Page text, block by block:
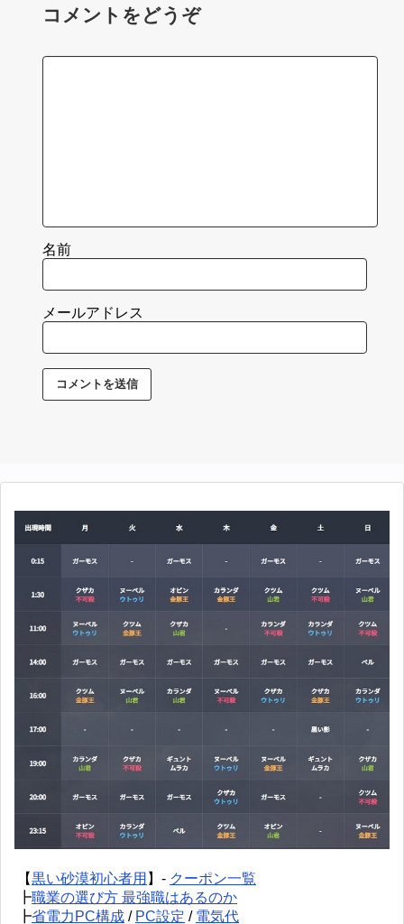
コメントをどうぞ
名前
メールアドレス
【黒い砂漠初心者用 】- クーポン一覧
┣職業の選び方 最強職はあるのか
┣省電力PC構成 / PC設定 / 電気代